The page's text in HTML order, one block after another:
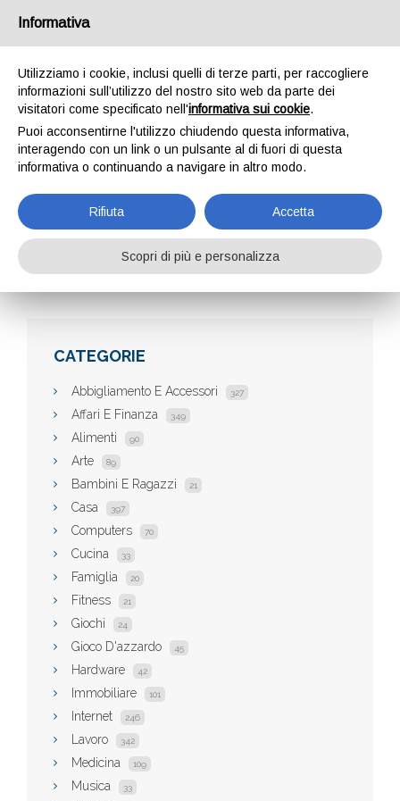
ALEX WEBDESIGN
Aziende Alex Webdesign
CATEGORIE
Abbigliamento E Accessori 327
Affari E Finanza 349
Alimenti 90
Arte 89
Bambini E Ragazzi 21
Casa 397
Computers 70
Cucina 33
Famiglia 20
Fitness 21
Giochi 24
Gioco D'azzardo 45
Hardware 42
Immobiliare 101
Internet 246
Lavoro 342
Medicina 109
Musica 33
Informativa
Utilizziamo i cookie, inclusi quelli di terze parti, per raccogliere
informazioni sull’utilizzo del nostro sito web da parte dei
visitatori come specificato nell'informativa sui cookie.
Puoi acconsentirne l'utilizzo chiudendo questa informativa,
interagendo con un link o un pulsante al di fuori di questa
informativa o continuando a navigare in altro modo.
Rifiuta Accetta
Scopri di più e personalizza